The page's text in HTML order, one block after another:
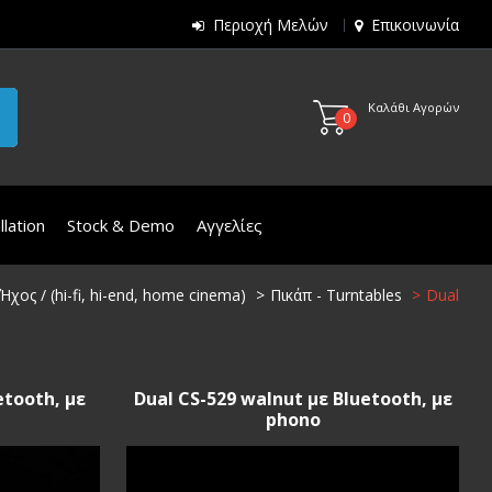
Περιοχή Μελών Επικοινωνία
0
Καλάθι Αγορών
Stock & Demo Αγγελίες
Ήχος / (hi-fi, hi-end, home cinema) Πικάπ - Turntables Dual
με
Dual CS-529 walnut με Bluetooth, με
phono